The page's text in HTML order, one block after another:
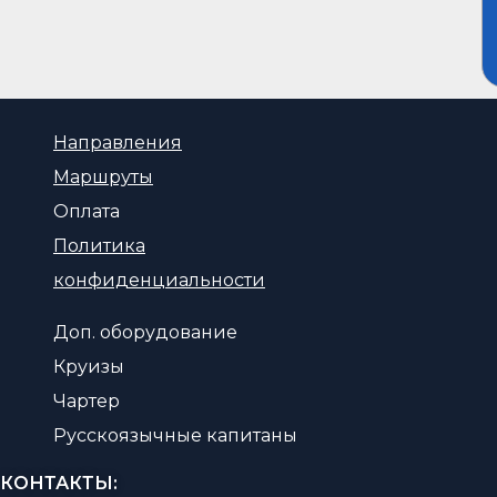
Направления
Маршруты
Оплата
Политика
конфиденциальности
Доп. оборудование
Круизы
Чартер
Русскоязычные капитаны
КОНТАКТЫ: